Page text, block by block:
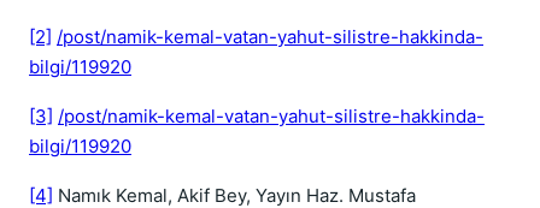
[2] /post/namik-kemal-vatan-yahut-silistre-hakkinda-
bilgi/119920
[3] /post/namik-kemal-vatan-yahut-silistre-hakkinda-
bilgi/119920
[4] Namık Kemal, Akif Bey, Yayın Haz. Mustafa